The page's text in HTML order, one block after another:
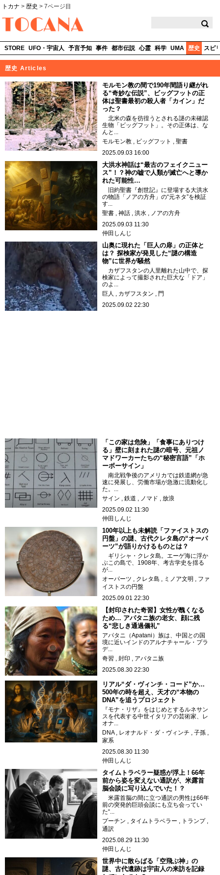
トカナ > 歴史 > 7ページ目
STORE UFO・宇宙人 予言予知 事件 都市伝説 心霊 科学 UMA 歴史 スピ
歴史 Articles
モルモン教の間で190年間語り継がれ
る“奇妙な伝説”、ビッグフットの正
体は聖書最初の殺人者「カイン」だ
った？
北米の森を彷徨うとされる謎の未確認
生物「ビッグフット」。その正体は、な
んと...
モルモン教
ビッグフット
聖書
2025.09.03 16:00
大洪水神話は“最古のフェイクニュー
ス”！？神の嘘で人類が滅亡へと導か
れた可能性…
旧約聖書『創世記』に登場する大洪水
の物語「ノアの方舟」の“元ネタ”を検証
す...
聖書
神話 洪水
ノアの方舟
2025.09.03 11:30
仲田しんじ
山奥に現れた「巨人の扉」の正体と
は？ 探検家が発見した“謎の構造
物”に世界が騒然
カザフスタンの人里離れた山中で、探
検家によって撮影された巨大な「ドア」
のよ...
巨人
カザフスタン
門
2025.09.02 22:30
「この家は危険」「食事にありつけ
る」壁に刻まれた謎の暗号、元祖ノ
マドワーカーたちの“秘密言語”「ホ
ーボーサイン」
南北戦争後のアメリカでは鉄道網が急
速に発展し、労働市場が急激に流動化し
た。...
サイン
鉄道 ノマド
放浪
2025.09.02 11:30
仲田しんじ
100年以上も未解読「ファイストスの
円盤」の謎、古代クレタ島の“オーパ
ーツ”が語りかけるものとは？
ギリシャ・クレタ島。エーゲ海に浮か
ぶこの島で、1908年、考古学史を揺る
が...
オーパーツ
クレタ島 ミノア文明
ファ
イストスの円盤
2025.09.01 22:30
【封印された奇習】女性が醜くなる
ため… アパタニ族の老女、顔に残
る“悲しき通過儀礼”
アパタニ（Apatani）族は、中国との国
境に近いインドのアルナチャール・プラ
デ...
奇習
封印
アパタニ族
2025.08.30 22:30
リアル“ダ・ヴィンチ・コード”か…
500年の時を超え、天才の“本物の
DNA”を追うプロジェクト
『モナ・リザ』をはじめとするルネサン
スを代表する中世イタリアの芸術家、レ
オナ...
DNA
レオナルド・ダ・ヴィンチ
子孫
家系
2025.08.30 11:30
仲田しんじ
タイムトラベラー疑惑が浮上！66年
前から姿を変えない通訳が、米露首
脳会談に写り込んでいた！？
米露首脳の間に立つ通訳の男性は66年
前の突発的巨頭会談にも立ち会ってい
た“...
プーチン
タイムトラベラー
トランプ
通訳
2025.08.29 11:30
仲田しんじ
世界中に散らばる「空飛ぶ神」の
謎、古代遺跡は宇宙人の来訪を記録